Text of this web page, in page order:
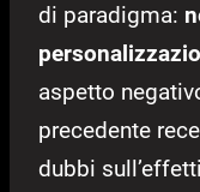
di paradigma:
aspetto
precedente
dubbi